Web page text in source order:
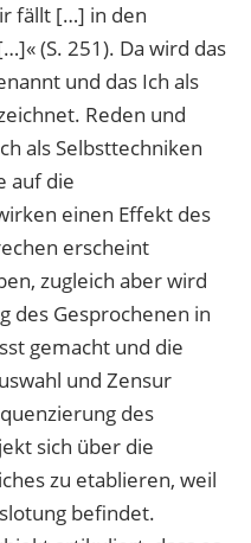
fällt […] in den
(S. 251). Da wird das
und das Ich als
Reden und
als Selbsttechniken
auf die
einen Effekt des
erscheint
zugleich aber wird
des Gesprochenen in
gemacht und die
und Zensur
des
sich über die
zu etablieren, weil
befindet.